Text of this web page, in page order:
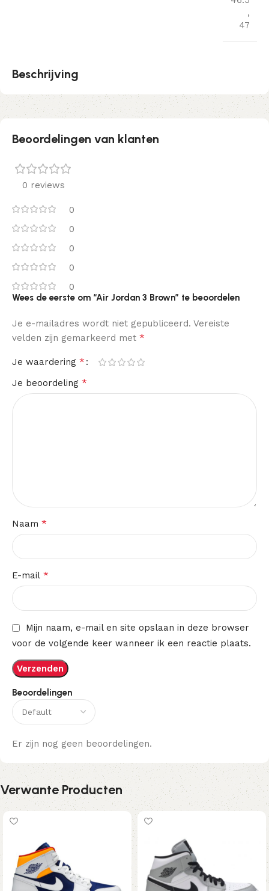
,
47
Beschrijving
Beoordelingen van klanten
0 reviews
0
0
0
0
0
Beoordelingen
Er zijn nog geen beoordelingen.
Wees de eerste om “Air Jordan 3 Brown” te beoordelen
Je e-mailadres wordt niet gepubliceerd. Vereiste
velden zijn gemarkeerd met *
Je waardering *
Je beoordeling *
Naam *
E-mail *
Mijn naam, e-mail en site opslaan in deze browser
voor de volgende keer wanneer ik een reactie plaats.
Verwante Producten